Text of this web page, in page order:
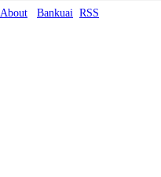
About Bankuai RSS